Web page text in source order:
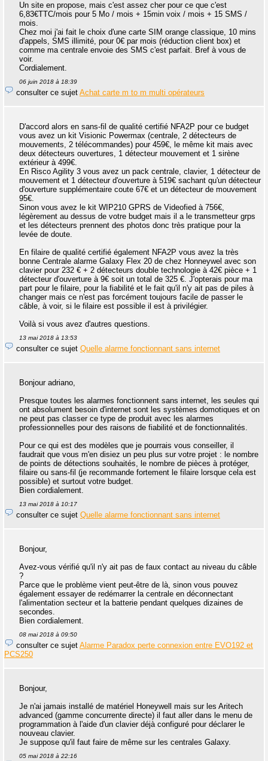
Un site en propose, mais c'est assez cher pour ce que c'est
6,83€TTC/mois pour 5 Mo / mois + 15min voix / mois + 15 SMS /
mois.
Chez moi j'ai fait le choix d'une carte SIM orange classique, 10 mins
d'appels, SMS illimité, pour 0€ par mois (réduction client box) et
comme ma centrale envoie des SMS c'est parfait. Bref à vous de
voir.
Cordialement.
06 juin 2018 à 18:39
consulter ce sujet Achat carte m to m multi opérateurs
D'accord alors en sans-fil de qualité certifié NFA2P pour ce budget
vous avez un kit Visionic Powermax (centrale, 2 détecteurs de
mouvements, 2 télécommandes) pour 459€, le même kit mais avec
deux détecteurs ouvertures, 1 détecteur mouvement et 1 sirène
extérieur à 499€.
En Risco Agility 3 vous avez un pack centrale, clavier, 1 détecteur de
mouvement et 1 détecteur d'ouverture à 519€ sachant qu'un détecteur
d'ouverture supplémentaire coute 67€ et un détecteur de mouvement
95€.
Sinon vous avez le kit WIP210 GPRS de Videofied à 756€,
légèrement au dessus de votre budget mais il a le transmetteur grps
et les détecteurs prennent des photos donc très pratique pour la
levée de doute.
En filaire de qualité certifié également NFA2P vous avez la très
bonne Centrale alarme Galaxy Flex 20 de chez Honneywel avec son
clavier pour 232 € + 2 détecteurs double technologie à 42€ pièce + 1
détecteur d'ouverture à 9€ soit un total de 325 €. J'opterais pour ma
part pour le filaire, pour la fiabilité et le fait qu'il n'y ait pas de piles à
changer mais ce n'est pas forcément toujours facile de passer le
câble, à voir, si le filaire est possible il est à privilégier.
Voilà si vous avez d'autres questions.
13 mai 2018 à 13:53
consulter ce sujet Quelle alarme fonctionnant sans internet
Bonjour adriano,
Presque toutes les alarmes fonctionnent sans internet, les seules qui
ont absolument besoin d'internet sont les systèmes domotiques et on
ne peut pas classer ce type de produit avec les alarmes
professionnelles pour des raisons de fiabilité et de fonctionnalités.
Pour ce qui est des modèles que je pourrais vous conseiller, il
faudrait que vous m'en disiez un peu plus sur votre projet : le nombre
de points de détections souhaités, le nombre de pièces à protéger,
filaire ou sans-fil (je recommande fortement le filaire lorsque cela est
possible) et surtout votre budget.
Bien cordialement.
13 mai 2018 à 10:17
consulter ce sujet Quelle alarme fonctionnant sans internet
Bonjour,
Avez-vous vérifié qu'il n'y ait pas de faux contact au niveau du câble
?
Parce que le problème vient peut-être de là, sinon vous pouvez
également essayer de redémarrer la centrale en déconnectant
l'alimentation secteur et la batterie pendant quelques dizaines de
secondes.
Bien cordialement.
08 mai 2018 à 09:50
consulter ce sujet Alarme Paradox perte connexion entre EVO192 et
PCS250
Bonjour,
Je n'ai jamais installé de matériel Honeywell mais sur les Aritech
advanced (gamme concurrente directe) il faut aller dans le menu de
programmation à l'aide d'un clavier déjà configuré pour déclarer le
nouveau clavier.
Je suppose qu'il faut faire de même sur les centrales Galaxy.
05 mai 2018 à 22:16